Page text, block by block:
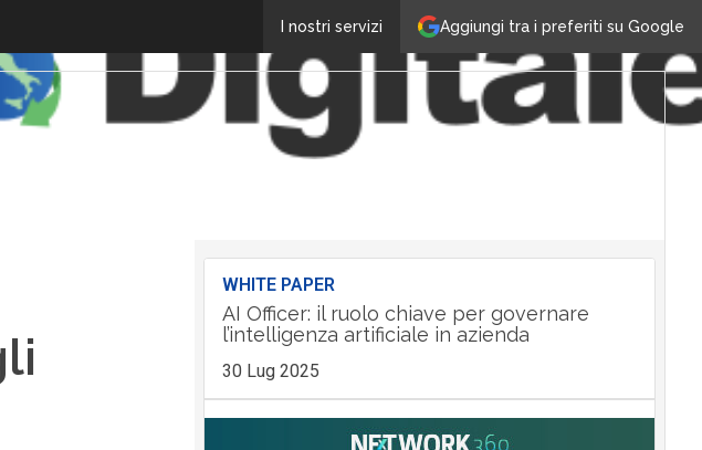
Aggiungi tra i preferiti su Google
I nostri servizi
WHITE PAPER
AI Officer: il ruolo chiave per governare
l’intelligenza artificiale in azienda
30 Lug 2025